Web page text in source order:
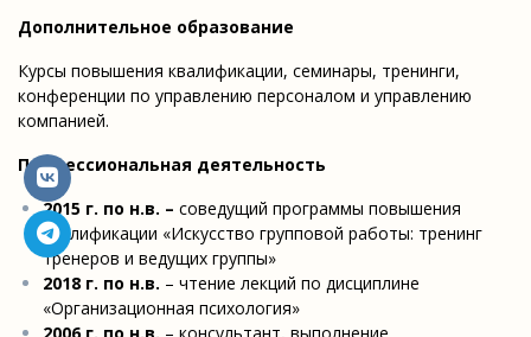
Дополнительное образование
Курсы повышения квалификации, семинары, тренинги,
конференции по управлению персоналом и управлению
компанией.
Профессиональная деятельность
2015 г. по н.в. – соведущий программы повышения
квалификации «Искусство групповой работы: тренинг
тренеров и ведущих группы»
2018 г. по н.в. – чтение лекций по дисциплине
«Организационная психология»